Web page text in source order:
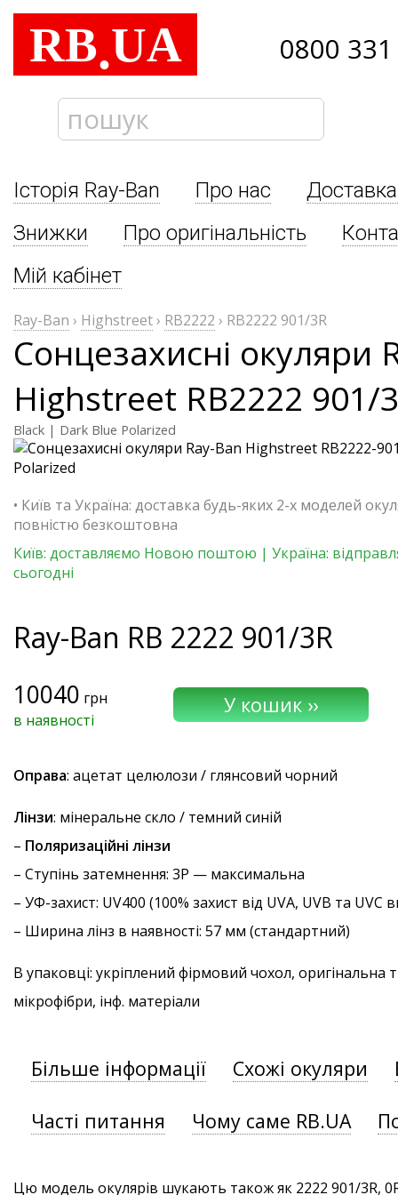
RB.UA 0800
Історія Ray-Ban Про нас
Знижки
Про оригінальність
Мій кабінет
Ray-Ban › Highstreet› RB2222 › RB2222 901/3R
Сонцезахисні окуляри
Highstreet RB2222 901/
Black | Dark Blue Polarized
• Київ та Україна: доставка будь-яких 2-х моделей
повністю безкоштовна
Київ: доставляємо Новою поштою | Україна:
сьогодні
Ray-Ban RB 2222 901/3R
10040 грн
в наявності
Оправа: ацетат целюлози / глянсовий чорний
Лінзи: мінеральне скло / темний синій
– Поляризаційні лінзи
– Ступінь затемнення: 3P — максимальна
– УФ-захист: UV400 (100% захист від UVA, UVB та
– Ширина лінз в наявності: 57 мм (стандартний)
В упаковці: укріплений фірмовий чохол, оригінальна
мікрофібри, інф. матеріали
Більше інформації Схожі окуляри
Часті питання Чому саме RB.UA
Цю модель окулярів шукають також як 2222 901/3R,